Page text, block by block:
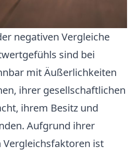
negativen Vergleiche
sind bei
mit Äußerlichkeiten
ihrer gesellschaftlichen
ihrem Besitz und
Aufgrund ihrer
ist